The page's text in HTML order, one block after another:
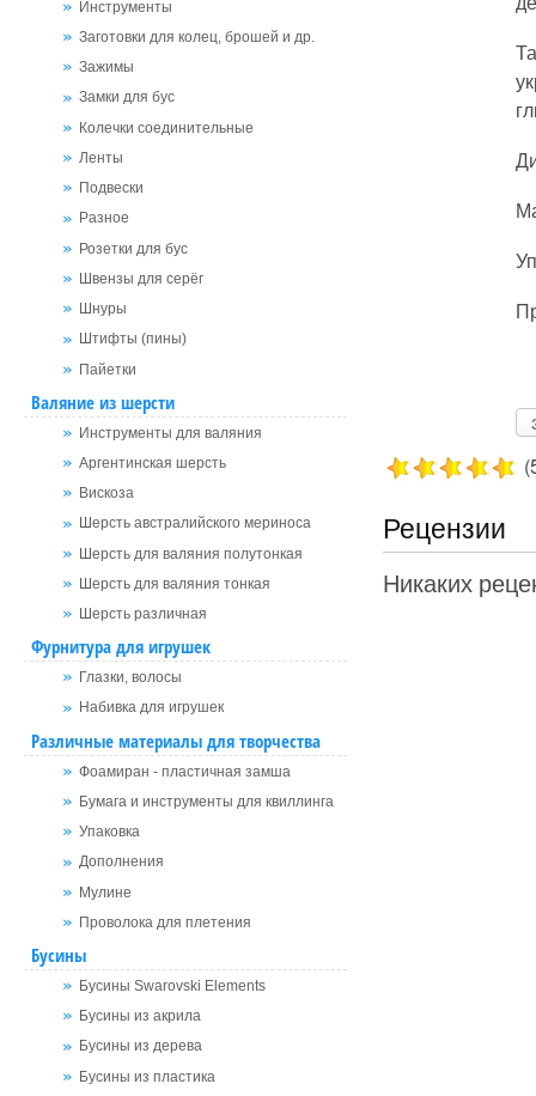
Инструменты
Заготовки для колец, брошей и др.
Зажимы
Замки для бус
Колечки соединительные
Ленты
Подвески
Разное
Розетки для бус
Швензы для серёг
Шнуры
Штифты (пины)
Пайетки
Валяние из шерсти
Инструменты для валяния
Аргентинская шерсть
Вискоза
Шерсть австралийского мериноса
Шерсть для валяния полутонкая
Шерсть для валяния тонкая
Шерсть различная
Фурнитура для игрушек
Глазки, волосы
Набивка для игрушек
Различные материалы для творчества
Фоамиран - пластичная замша
Бумага и инструменты для квиллинга
Упаковка
Дополнения
Мулине
Проволока для плетения
Бусины
Бусины Swarovski Elements
Бусины из акрила
Бусины из дерева
Бусины из пластика
Рецензии
Никаких